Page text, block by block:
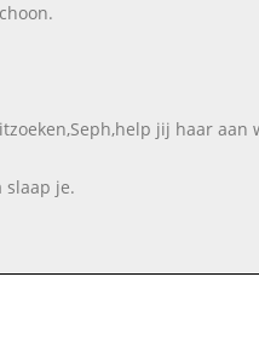
jij haar aan
slaap je.